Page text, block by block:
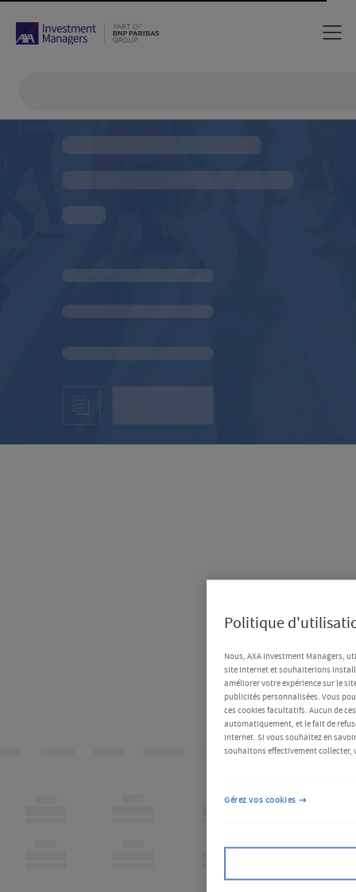
Politique
Nous, AXA Investment Managers,
site Internet et souhaiterions
améliorer votre expérience sur le
publicités personnalisées. Vous
ces cookies facultatifs. Aucun de
automatiquement, et le fait de
Internet. Si vous souhaitez en
souhaitons effectivement collecter,
Gérez vos cookies